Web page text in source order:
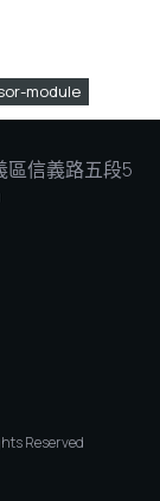
module
區信義路五段5
Reserved